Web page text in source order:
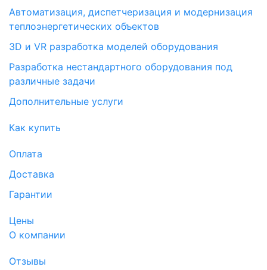
Автоматизация, диспетчеризация и модернизация
теплоэнергетических объектов
3D и VR разработка моделей оборудования
Разработка нестандартного оборудования под
различные задачи
Дополнительные услуги
Как купить
Оплата
Доставка
Гарантии
Цены
О компании
Отзывы